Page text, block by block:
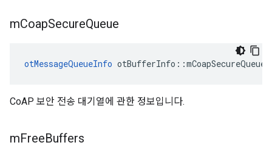
mCoapSecureQueue
otMessageQueueInfo otBufferInfo ::mCoapSecureQueue
CoAP 보안 전송 대기열에 관한 정보입니다.
mFreeBuffers